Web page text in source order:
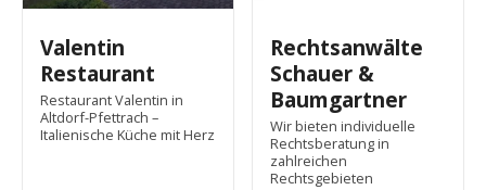
Valentin
Restaurant
Restaurant Valentin in
Altdorf-Pfettrach –
Italienische Küche mit Herz
Rechtsanwälte
Schauer &
Baumgartner
Wir bieten individuelle
Rechtsberatung in
zahlreichen
Rechtsgebieten